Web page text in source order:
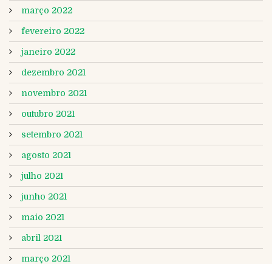
março 2022
fevereiro 2022
janeiro 2022
dezembro 2021
novembro 2021
outubro 2021
setembro 2021
agosto 2021
julho 2021
junho 2021
maio 2021
abril 2021
março 2021